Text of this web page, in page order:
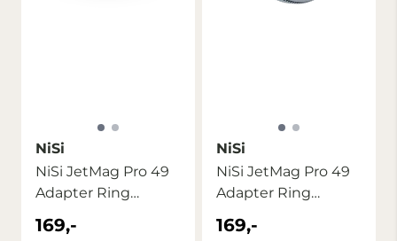
NiSi
NiSi JetMag Pro 49
Adapter Ring
43mm
169,-
NiSi
NiSi JetMag Pro 49
Adapter Ring
40,5mm
169,-